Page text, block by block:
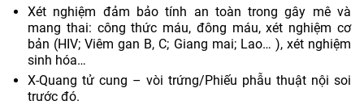
Xét nghiệm đảm bảo tính an toàn trong gây mê và
mang thai: công thức máu, đông máu, xét nghiệm cơ
bản (HIV; Viêm gan B, C; Giang mai; Lao… ), xét nghiệm
sinh hóa…
X-Quang tử cung – vòi trứng/Phiếu phẫu thuật nội soi
trước đó.